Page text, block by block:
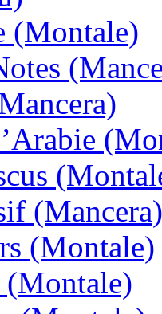
(Montale)
(Mancera)
(Montale)
(Montale)